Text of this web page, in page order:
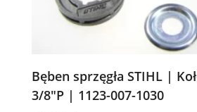
Bęben sprzęgła STIHL |
3/8″P | 1123-007-1030